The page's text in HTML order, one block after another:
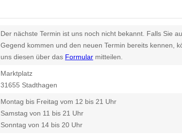
Der nächste Termin ist uns noch nicht bekannt. Falls Sie
Gegend kommen und den neuen Termin bereits kennen,
uns diesen über das Formular mitteilen.
Marktplatz
31655 Stadthagen
Montag bis Freitag vom 12 bis 21 Uhr
Samstag von 11 bis 21 Uhr
Sonntag von 14 bis 20 Uhr